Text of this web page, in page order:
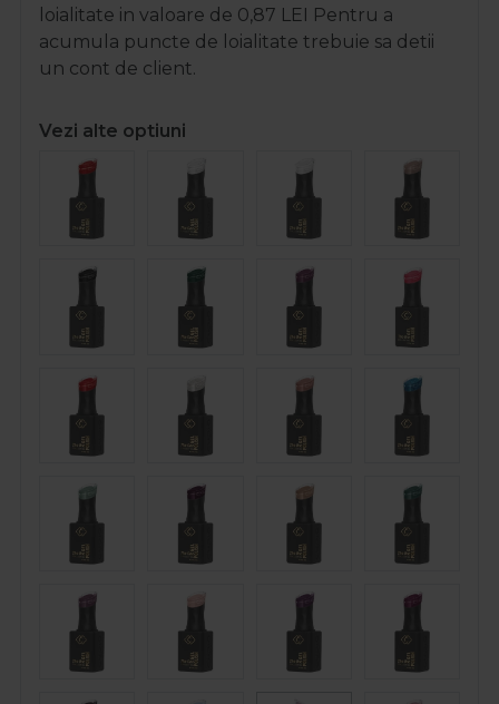
loialitate in valoare de 0,87 LEI Pentru a
acumula puncte de loialitate trebuie sa detii
un cont de client.
Vezi alte optiuni